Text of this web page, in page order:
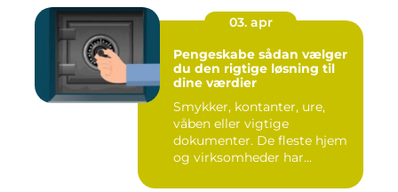
03. apr
Pengeskabe sådan vælger
du den rigtige løsning til
dine værdier
Smykker, kontanter, ure,
våben eller vigtige
dokumenter. De fleste hjem
og virksomheder har